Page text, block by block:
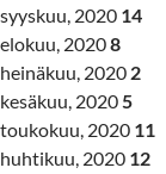
syyskuu, 2020 14
elokuu, 20208
heinäkuu, 2020 2
kesäkuu, 20205
toukokuu, 2020 11
huhtikuu, 2020 12